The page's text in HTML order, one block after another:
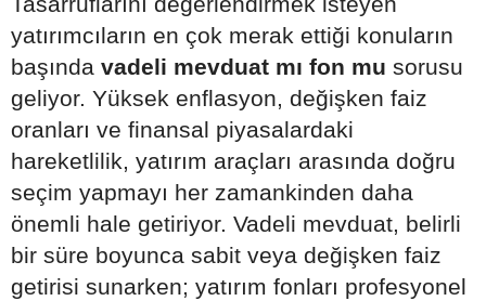
yatırımcıların en çok merak ettiği konuların
başında vadeli mevduat mı fon mu sorusu
geliyor. Yüksek enflasyon, değişken faiz
oranları ve finansal piyasalardaki
hareketlilik, yatırım araçları arasında doğru
seçim yapmayı her zamankinden daha
önemli hale getiriyor. Vadeli mevduat, belirli
bir süre boyunca sabit veya değişken faiz
getirisi sunarken; yatırım fonları profesyonel